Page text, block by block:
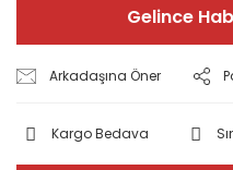
Gelince
Arkadaşına Öner
Kargo Bedava